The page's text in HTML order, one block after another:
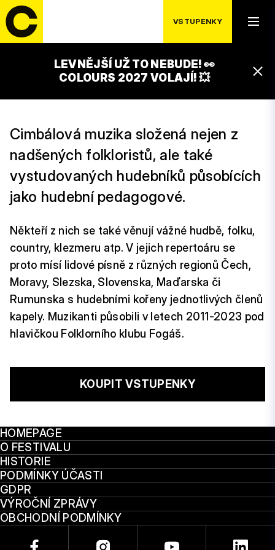
VSTUPENKY
LEVNĚJŠÍ UŽ TO NEBUDE! 👀
COLOURS 2027 VOLAJÍ! 💥
STŘEDA 15. 7.
CIMBÁLOVÁ
MUZIKA VRZALOVCI
17:00 – 00:00
VINÁRNA S CIMBÁLOVOU MUZIKOU
Cimbálová muzika složená nejen z
nadšených folkloristů, ale také
vystudovaných hudebníků působících
jako hudební pedagogové.
Někteří z nich se také věnují vážné hudbě, folku,
country, klezmeru atp. V jejich repertoáru se
proto mísí lidové písně z různých regionů Čech,
Moravy, Slezska, Slovenska, Maďarska či
Rumunska s hudebními kořeny jednotlivých členů
kapely. Muzikanti působili v letech 2011-2023 pod
hlavičkou Folklorního klubu Fogáš.
KOUPIT VSTUPENKY
HOMEPAGE
O FESTIVALU
HISTORIE
PODMÍNKY ÚČASTI
GDPR
VÝROČNÍ ZPRÁVY
OBCHODNÍ PODMÍNKY